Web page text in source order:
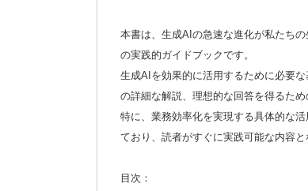
本書は、生成AIの急速な進化が私たち
の実践的ガイドブックです。
生成AIを効果的に活用するために必要
の詳細な解説、理想的な回答を得るた
特に、業務効率化を実現する具体的な
ており、読者がすぐに実践可能な内容と
目次：